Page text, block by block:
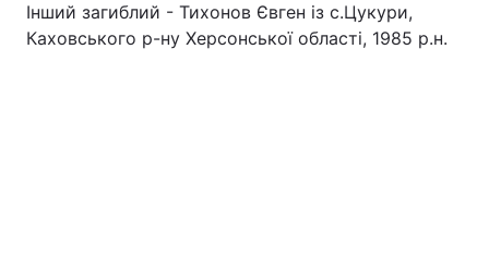
Інший загиблий - Тихонов Євген із с.Цукури,
Каховського р-ну Херсонської області, 1985 р.н.